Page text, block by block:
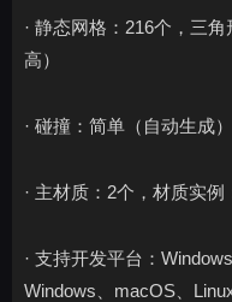
· 静态网格：216个，三
高）
· 碰撞：简单（自动生成
· 主材质：2个，材质实
· 支持开发平台：
Windows、macOS、